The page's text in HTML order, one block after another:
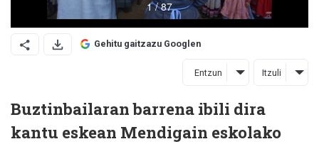
Gehitu gaitzazu Googlen
Entzun Itzuli
Buztinbailaran barrena ibili dira
kantu eskean Mendigain eskolako